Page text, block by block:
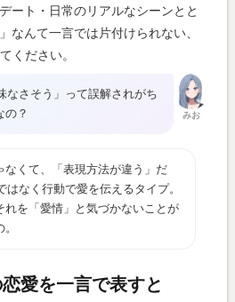
ート・日常のリアルなシーンとと
なんて一言では片付けられない、
ください。
みお
なさそう」って誤解されがち
の？
なくて、「表現方法が違う」だ
はなく行動で愛を伝えるタイプ。
れを「愛情」と気づかないことが
愛を一言で表すと